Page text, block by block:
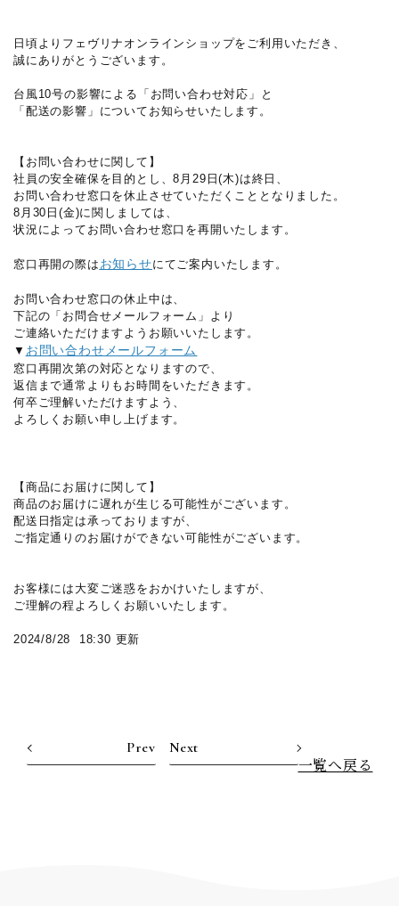
日頃よりフェヴリナオンラインショップをご利用いただき、
誠にありがとうございます。
台風10号の影響による「お問い合わせ対応」と
「配送の影響」についてお知らせいたします。
【お問い合わせに関して】
社員の安全確保を目的とし、8月29日(木)は終日、
お問い合わせ窓口を休止させていただくこととなりました。
8月30日(金)に関しましては、
状況によってお問い合わせ窓口を再開いたします。
窓口再開の際は お知らせにてご案内いたします。
お問い合わせ窓口の休止中は、
下記の「お問合せメールフォーム」より
ご連絡いただけますようお願いいたします。
▼ お問い合わせメールフォーム
窓口再開次第の対応となりますので、
返信まで通常よりもお時間をいただきます。
何卒ご理解いただけますよう、
よろしくお願い申し上げます。
【商品にお届けに関して】
商品のお届けに遅れが生じる可能性がございます。
配送日指定は承っておりますが、
ご指定通りのお届けができない可能性がございます。
お客様には大変ご迷惑をおかけいたしますが、
ご理解の程よろしくお願いいたします。
2024/8/28 18:30 更新
Prev
一覧へ戻る
Next